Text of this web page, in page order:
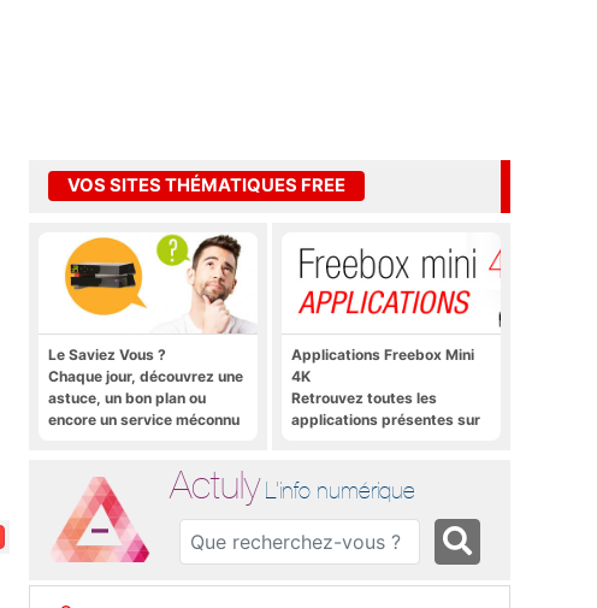
VOS SITES THÉMATIQUES FREE
Le Saviez Vous ?
Chaque jour, découvrez une
astuce, un bon plan ou
encore un service méconnu
Applications Freebox Mini
4K
Retrouvez toutes les
applications présentes sur
Actuly L'info numérique